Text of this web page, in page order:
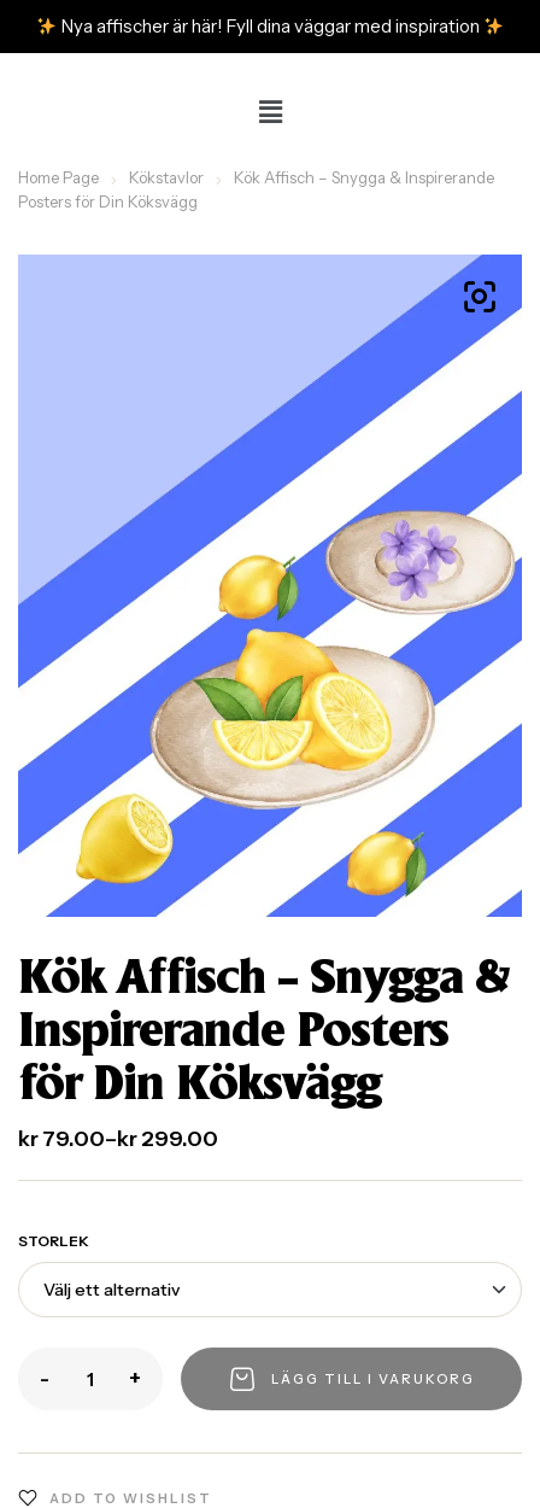
Nya affischer är här! Fyll dina väggar med inspiration
Home Page Kökstavlor
Kök Affisch – Snygga & Inspirerande
Posters för Din Köksvägg
Kök Affisch – Snygga &
Inspirerande Posters
för Din Köksvägg
kr79.00–kr299.00
STORLEK
- + LÄGG TILL I VARUKORG
ADD TO WISHLIST